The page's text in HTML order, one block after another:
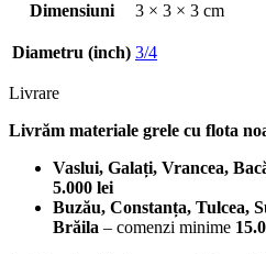
Dimensiuni
3 × 3 × 3 cm
Diametru (inch) 3/4
Livrare
Livrăm materiale grele cu flota
Vaslui, Galați, Vrancea,
5.000 lei
Buzău, Constanța, Tulcea,
Brăila – comenzi minime